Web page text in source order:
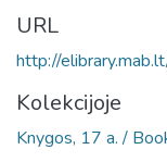
URL
http://
Kolekcijoje
Knygos, 17 a. /